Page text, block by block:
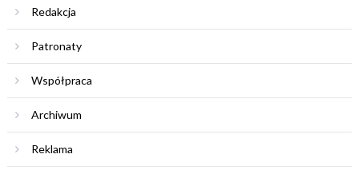
Redakcja
Patronaty
Współpraca
Archiwum
Reklama